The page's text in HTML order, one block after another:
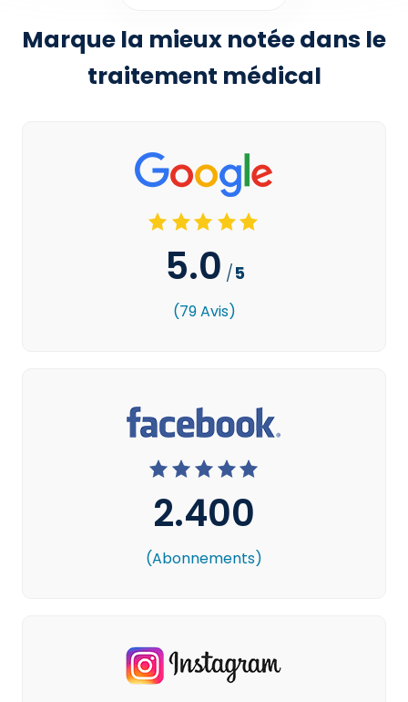
Marque la mieux notée dans le
traitement médical
5.0 /5
(79 Avis)
2.400
(Abonnements)